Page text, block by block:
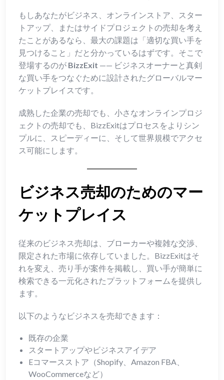
もしあなたがビジネス、オンラインストア、スター
トアップ、またはサイドプロジェクトの売却を考え
たことがあるなら、最大の課題は「適切な買い手を
見つけること」だと分かっているはずです。そこで
登場するのが BizzExit —— ビジネスオーナーと真剣
な買い手をつなぐために設計されたグローバルマー
ケットプレイスです。
成熟した企業の売却でも、小さなオンラインプロジ
ェクトの売却でも、BizzExitはプロセスをよりシン
プルに、スピーディーに、そして世界規模でアクセ
ス可能にします。
ビジネス売却のためのマー
ケットプレイス
従来のビジネス売却は、ブローカーや複雑な交渉、
限定された市場に依存していました。BizzExitはそ
れを変え、売り手が案件を掲載し、買い手が簡単に
検索できる一元化されたプラットフォームを提供し
ます。
以下のようなビジネスを売却できます：
既存の企業
スタートアップやビジネスアイデア
Eコマースストア（Shopify、Amazon FBA、
WooCommerceなど）